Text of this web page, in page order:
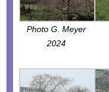
Photo G. Meyer
2024